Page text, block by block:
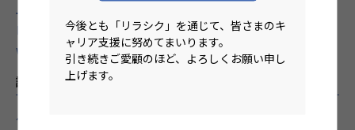
今後とも「リラシク」を通じて、皆さまのキ
ャリア支援に努めてまいります。
引き続きご愛顧のほど、よろしくお願い申し
上げます。
上場企業
自社サービス企業
受託開発企業
web制作企業
設立年数からリモートワーク求人を探す
〜1年